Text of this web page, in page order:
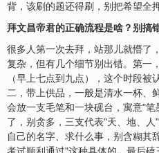
背，该刷的题还得刷，别把希望全
拜文昌帝君的正确流程是啥？别搞
很多人第一次去拜，站那儿就懵了
复杂，但有几个细节别出错。第一
（早上七点到九点），这个时段
二，带上供品，一般是清水一杯、
会放一支毛笔和一块砚台，寓意"
了，别贪多，三支代表"天、地、
自己的名字、求什么事，别含糊其